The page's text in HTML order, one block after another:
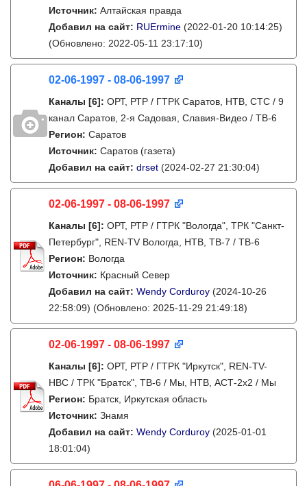
Источник: Алтайская правда
Добавил на сайт: RUErmine (2022-01-20 10:14:25)
(Обновлено: 2022-05-11 23:17:10)
02-06-1997 - 08-06-1997
Каналы [6]: ОРТ, РТР / ГТРК Саратов, НТВ, СТС / 9
канал Саратов, 2-я Садовая, Славия-Видео / ТВ-6
Регион: Саратов
Источник: Саратов (газета)
Добавил на сайт: drset (2024-02-27 21:30:04)
02-06-1997 - 08-06-1997
Каналы [6]: ОРТ, РТР / ГТРК "Вологда", ТРК "Санкт-
Петербург", REN-TV Вологда, НТВ, ТВ-7 / ТВ-6
Регион: Вологда
Источник: Красный Север
Добавил на сайт: Wendy Corduroy (2024-10-26
22:58:09) (Обновлено: 2025-11-29 21:49:18)
02-06-1997 - 08-06-1997
Каналы [6]: ОРТ, РТР / ГТРК "Иркутск", REN-TV-
НВС / ТРК "Братск", ТВ-6 / Мы, НТВ, АСТ-2х2 / Мы
Регион: Братск, Иркутская область
Источник: Знамя
Добавил на сайт: Wendy Corduroy (2025-01-01
18:01:04)